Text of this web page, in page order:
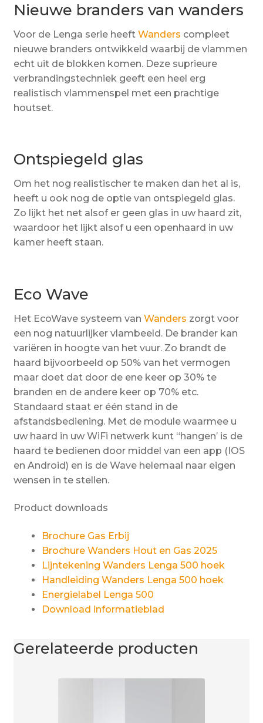
Nieuwe branders van wanders
Voor de Lenga serie heeft Wanders compleet
nieuwe branders ontwikkeld waarbij de vlammen
echt uit de blokken komen. Deze suprieure
verbrandingstechniek geeft een heel erg
realistisch vlammenspel met een prachtige
houtset.
Ontspiegeld glas
Om het nog realistischer te maken dan het al is,
heeft u ook nog de optie van ontspiegeld glas.
Zo lijkt het net alsof er geen glas in uw haard zit,
waardoor het lijkt alsof u een openhaard in uw
kamer heeft staan.
Eco Wave
Het EcoWave systeem van Wanders zorgt voor
een nog natuurlijker vlambeeld. De brander kan
variëren in hoogte van het vuur. Zo brandt de
haard bijvoorbeeld op 50% van het vermogen
maar doet dat door de ene keer op 30% te
branden en de andere keer op 70% etc.
Standaard staat er één stand in de
afstandsbediening. Met de module waarmee u
uw haard in uw WiFi netwerk kunt “hangen’ is de
haard te bedienen door middel van een app (IOS
en Android) en is de Wave helemaal naar eigen
wensen in te stellen.
Product downloads
Brochure Gas Erbij
Brochure Wanders Hout en Gas 2025
Lijntekening Wanders Lenga 500 hoek
Handleiding Wanders Lenga 500 hoek
Energielabel Lenga 500
Download informatieblad
Gerelateerde producten